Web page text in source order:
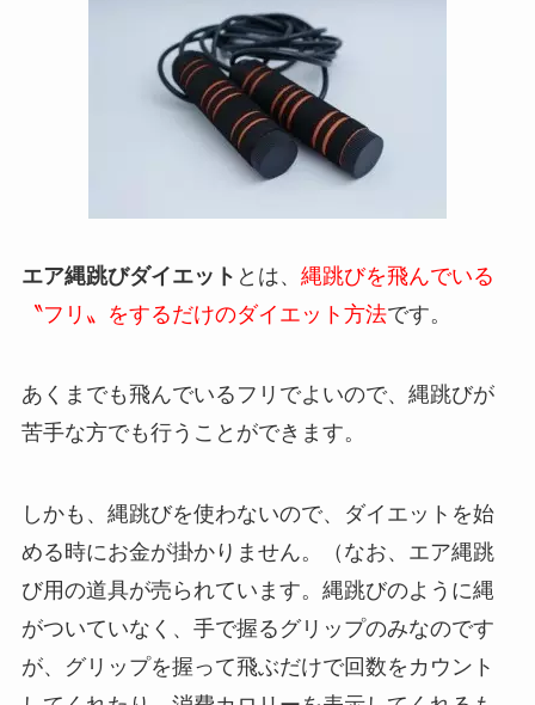
エア縄跳びダイエット とは、 縄跳びを飛んでいる
〝フリ〟をするだけのダイエット方法です。
あくまでも飛んでいるフリでよいので、縄跳びが
苦手な方でも行うことができます。
しかも、縄跳びを使わないので、ダイエットを始
める時にお金が掛かりません。（なお、エア縄跳
び用の道具が売られています。縄跳びのように縄
がついていなく、手で握るグリップのみなのです
が、グリップを握って飛ぶだけで回数をカウント